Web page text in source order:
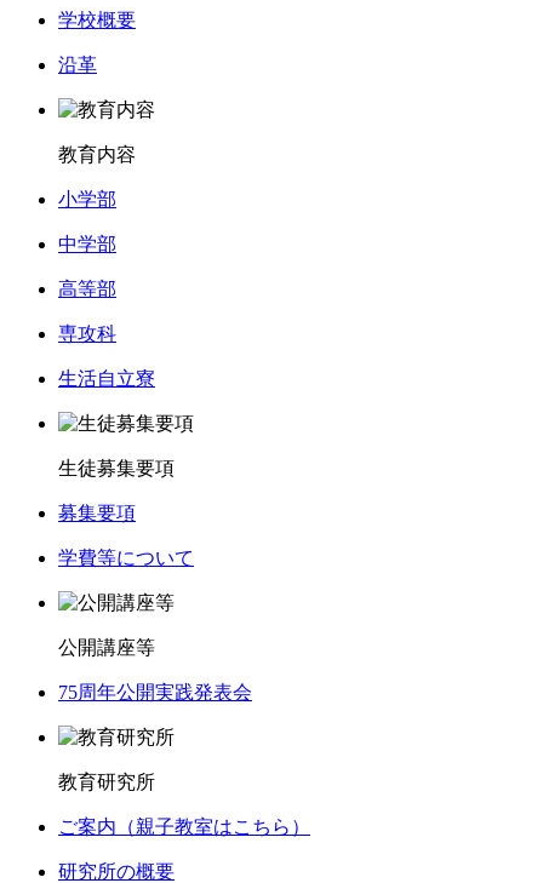
学校概要
沿革
教育内容
小学部
中学部
高等部
専攻科
生活自立寮
生徒募集要項
募集要項
学費等について
公開講座等
75周年公開実践発表会
教育研究所
ご案内（親子教室はこちら）
研究所の概要